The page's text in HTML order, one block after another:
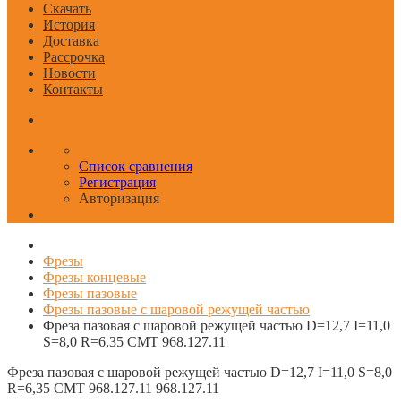
Скачать
История
Доставка
Рассрочка
Новости
Контакты
Список сравнения
Регистрация
Авторизация
Фрезы
Фрезы концевые
Фрезы пазовые
Фрезы пазовые с шаровой режущей частью
Фреза пазовая с шаровой режущей частью D=12,7 I=11,0
S=8,0 R=6,35 CMT 968.127.11
Фреза пазовая с шаровой режущей частью D=12,7 I=11,0 S=8,0
R=6,35 CMT 968.127.11 968.127.11